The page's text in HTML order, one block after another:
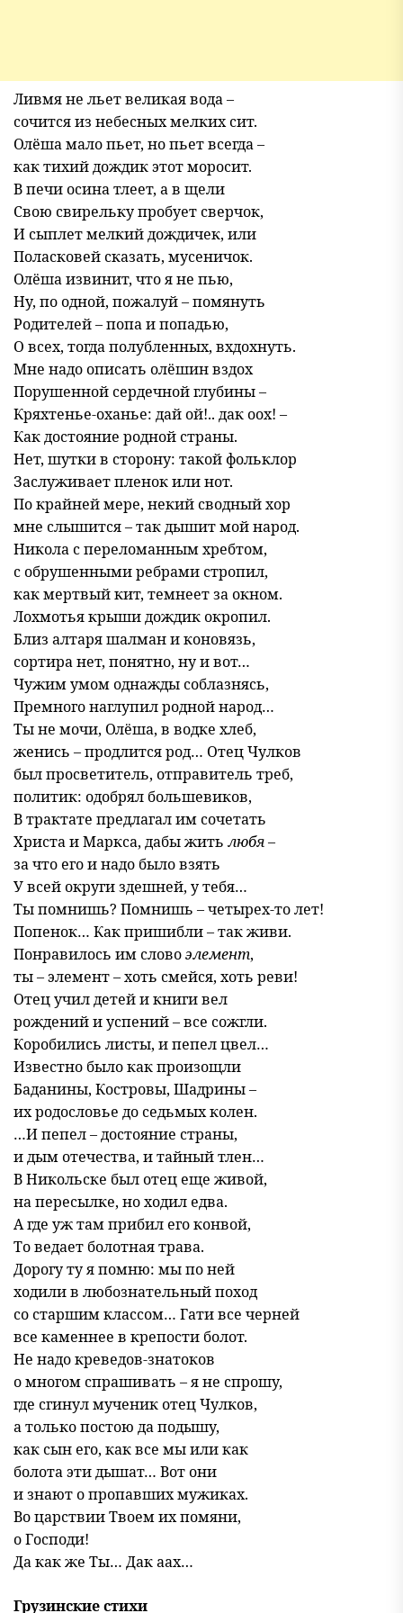
Ливмя не льет великая вода –
сочится из небесных мелких сит.
Олёша мало пьет, но пьет всегда –
как тихий дождик этот моросит.
В печи осина тлеет, а в щели
Свою свирельку пробует сверчок,
И сыплет мелкий дождичек, или
Поласковей сказать, мусеничок.
Олёша извинит, что я не пью,
Ну, по одной, пожалуй – помянуть
Родителей – попа и попадью,
О всех, тогда полубленных, вхдохнуть.
Мне надо описать олёшин вздох
Порушенной сердечной глубины –
Кряхтенье-оханье: дай ой!.. дак оох! –
Как достояние родной страны.
Нет, шутки в сторону: такой фольклор
Заслуживает пленок или нот.
По крайней мере, некий сводный хор
мне слышится – так дышит мой народ.
Никола с переломанным хребтом,
с обрушенными ребрами стропил,
как мертвый кит, темнеет за окном.
Лохмотья крыши дождик окропил.
Близ алтаря шалман и коновязь,
сортира нет, понятно, ну и вот…
Чужим умом однажды соблазнясь,
Премного наглупил родной народ…
Ты не мочи, Олёша, в водке хлеб,
женись – продлится род… Отец Чулков
был просветитель, отправитель треб,
политик: одобрял большевиков,
В трактате предлагал им сочетать
Христа и Маркса, дабы жить любя–
за что его и надо было взять
У всей округи здешней, у тебя…
Ты помнишь? Помнишь – четырех-то лет!
Попенок… Как пришибли – так живи.
Понравилось им словоэлемент,
ты – элемент – хоть смейся, хоть реви!
Отец учил детей и книги вел
рождений и успений – все сожгли.
Коробились листы, и пепел цвел…
Известно было как произощли
Баданины, Костровы, Шадрины –
их родословье до седьмых колен.
…И пепел – достояние страны,
и дым отечества, и тайный тлен…
В Никольске был отец еще живой,
на пересылке, но ходил едва.
А где уж там прибил его конвой,
То ведает болотная трава.
Дорогу ту я помню: мы по ней
ходили в любознательный поход
со старшим классом… Гати все черней
все каменнее в крепости болот.
Не надо креведов-знатоков
о многом спрашивать – я не спрошу,
где сгинул мученик отец Чулков,
а только постою да подышу,
как сын его, как все мы или как
болота эти дышат… Вот они
и знают о пропавших мужиках.
Во царствии Твоем их помяни,
о Господи!
Да как же Ты… Дак аах…
Грузинские стихи